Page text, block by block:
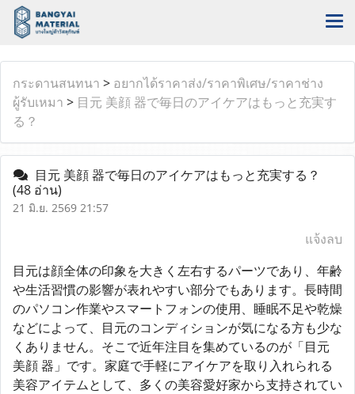
กระดานสนทนา > อยากได้ราคาส่ง/ราคาพิเศษ/ราคาช่าง
ผู้รับเหมา > 目元 美顔 器で毎日のアイケアはもっと充実す
る？
目元 美顔 器で毎日のアイケアはもっと充実する？
(48 อ่าน)
21 มิ.ย. 2569 21:57
แจ้งลบ
目元は顔全体の印象を大きく左右するパーツであり、年齢
や生活習慣の影響が表れやすい部分でもあります。長時間
のパソコン作業やスマートフォンの使用、睡眠不足や乾燥
などによって、目元のコンディションが気になる方も少な
くありません。そこで近年注目を集めているのが「目元
美顔 器」です。家庭で手軽にアイケアを取り入れられる
美容アイテムとして、多くの美容愛好家から支持されてい